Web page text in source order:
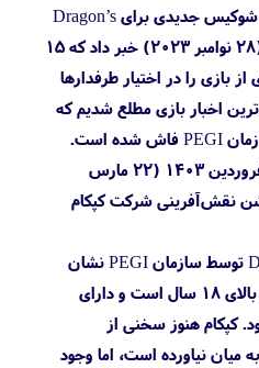
شرکت Capcom اخیرا از برگزاری شوکیس جدیدی برای Dragon’s
(۲۸ نوامبر ۲۰۲۳) خبر داد که ۱۵
بازی را در اختیار طرفدارها
اخبار بازی مطلع شدیم که
ظاهرا تاریخ انتشار بازی توسط سازمان PEGI فاش شده است.
طرفدارها احتمالا باید در تاریخ ۳ فروردین ۱۴۰۳ (۲۲ مارس
نقش‌آفرینی شرکت کپکام
رده‌بندی سنی Dragon’s Dogma 2 توسط سازمان PEGI نشان
می‌دهد که این بازی مناسب افراد بالای ۱۸ سال است و دارای
کپکام هنوز سخنی از
میان نیاورده است، اما وجود